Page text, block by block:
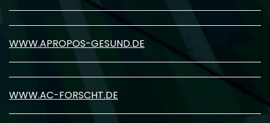
WWW.APROPOS-GESUND.DE
WWW.AC-FORSCHT.DE